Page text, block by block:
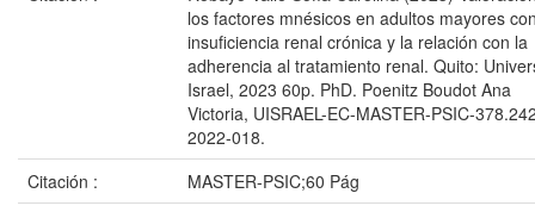
los factores mnésicos en adultos mayores
insuficiencia renal crónica y la relación con la
adherencia al tratamiento renal. Quito:
Israel, 2023 60p. PhD. Poenitz Boudot Ana
Victoria, UISRAEL-EC-MASTER-PSIC-
2022-018.
Citación :
MASTER-PSIC;60 Pág